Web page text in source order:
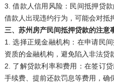
3. 借款人信用风险：民间抵押贷
借款人出现违约行为，可能会对抵
三、苏州房产民间抵押贷款的注意
1. 选择正规金融机构：在申请民
资质的金融机构，避免陷入非法贷
2. 了解贷款利率和费用：在签订
手续费、提前还款罚息等费用，确